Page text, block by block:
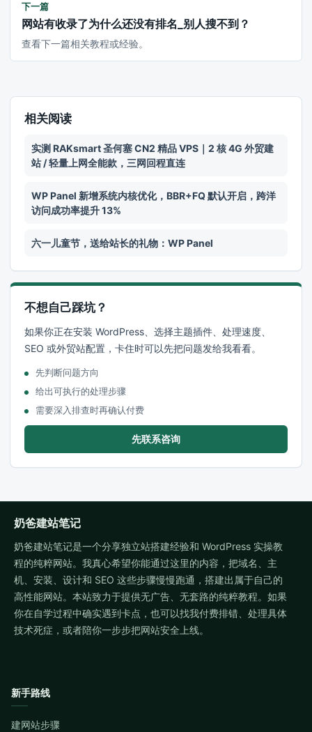
下一篇
网站有收录了为什么还没有排名_别人搜不到？
查看下一篇相关教程或经验。
相关阅读
实测 RAKsmart 圣何塞 CN2 精品 VPS｜2 核 4G 外贸建
站 / 轻量上网全能款，三网回程直连
WP Panel 新增系统内核优化，BBR+FQ 默认开启，跨洋
访问成功率提升 13%
六一儿童节，送给站长的礼物：WP Panel
不想自己踩坑？
如果你正在安装 WordPress、选择主题插件、处理速度、
SEO 或外贸站配置，卡住时可以先把问题发给我看看。
先判断问题方向
给出可执行的处理步骤
需要深入排查时再确认付费
先联系咨询
奶爸建站笔记
奶爸建站笔记是一个分享独立站搭建经验和 WordPress 实操教
程的纯粹网站。我真心希望你能通过这里的内容，把域名、主
机、安装、设计和 SEO 这些步骤慢慢跑通，搭建出属于自己的
高性能网站。本站致力于提供无广告、无套路的纯粹教程。如果
你在自学过程中确实遇到卡点，也可以找我付费排错、处理具体
技术死症，或者陪你一步步把网站安全上线。
新手路线
建网站步骤